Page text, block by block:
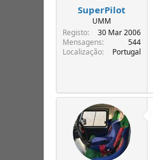
SuperPilot
UMM
Registo
30 Mar 2006
Mensagens
544
Localização
Portugal